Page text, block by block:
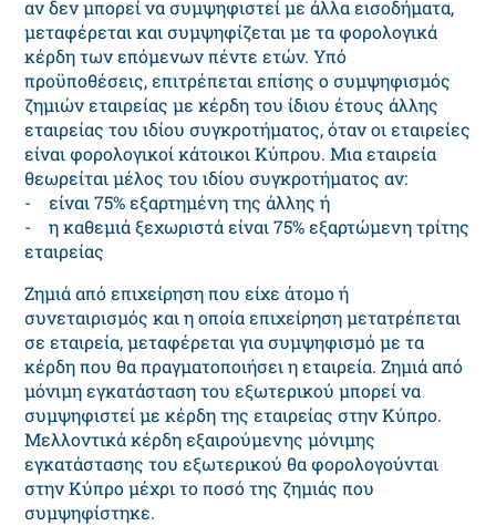
αν δεν μπορεί να συμψηφιστεί με άλλα εισοδήματα,
μεταφέρεται και συμψηφίζεται με τα φoρoλoγικά
κέρδη τωv επόμεvωv πέντε ετώv. Υπό
προϋποθέσεις, επιτρέπεται επίσης ο συμψηφισμός
ζημιών εταιρείας με κέρδη του ίδιου έτους άλλης
εταιρείας του ιδίου συγκροτήματος, όταν οι εταιρείες
είναι φορολογικοί κάτοικοι Κύπρου. Μια εταιρεία
θεωρείται μέλος του ιδίου συγκροτήματος αν:
- είναι 75% εξαρτημένη της άλλης ή
- η καθεμιά ξεχωριστά είναι 75% εξαρτώμενη τρίτης
εταιρείας
Ζημιά από επιχείρηση που είχε άτομο ή
συνεταιρισμός και η οποία επιχείρηση μετατρέπεται
σε εταιρεία, μεταφέρεται για συμψηφισμό με τα
κέρδη που θα πραγματοποιήσει η εταιρεία. Ζημιά από
μόνιμη εγκατάσταση του εξωτερικού μπορεί να
συμψηφιστεί με κέρδη της εταιρείας στην Κύπρο.
Μελλοντικά κέρδη εξαιρούμενης μόνιμης
εγκατάστασης του εξωτερικού θα φορολογούνται
στην Κύπρο μέχρι το ποσό της ζημιάς που
συμψηφίστηκε.